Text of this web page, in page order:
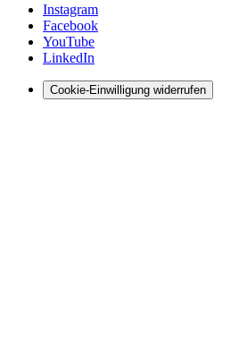
Instagram
Facebook
YouTube
LinkedIn
Cookie-Einwilligung widerrufen